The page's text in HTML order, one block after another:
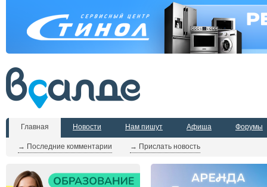
Главная
→ Последние комментарии → Прислать новость
Новости Нам пишут Афиша Форумы